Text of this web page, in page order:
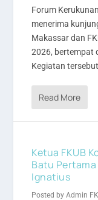
Forum
menerima
Makassar dan
2026, bertempat
Kegiatan
Read More
Ketua FKUB
Batu
Ignatius
Posted byAdmin